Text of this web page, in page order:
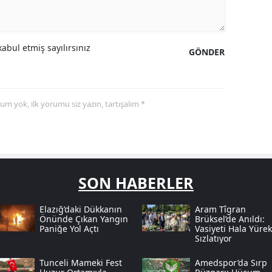
GÖNDER
etmiş sayılırsınız
yok, ilk yorumu siz yazın, tartışalım *
SON HABERLER
Elazığ’daki Dükkanın
Önünde Çıkan Yangın
Paniğe Yol Açtı
Aram Tîgran
Brüksel’de Anıldı:
Vasiyeti Hala
Sızlatıyor
Tunceli Mameki Fest
Amedspor’da Sırp